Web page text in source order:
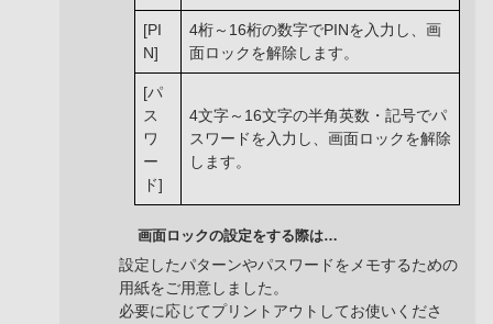
[PI
N]
4桁～16桁の数字でPINを入力し、画
面ロックを解除します。
[パ
ス
ワ
ー
ド]
4文字～16文字の半角英数・記号でパ
スワードを入力し、画面ロックを解除
します。
画面ロックの設定をする際は…
設定したパターンやパスワードをメモするための
用紙をご用意しました。
必要に応じてプリントアウトしてお使いくださ